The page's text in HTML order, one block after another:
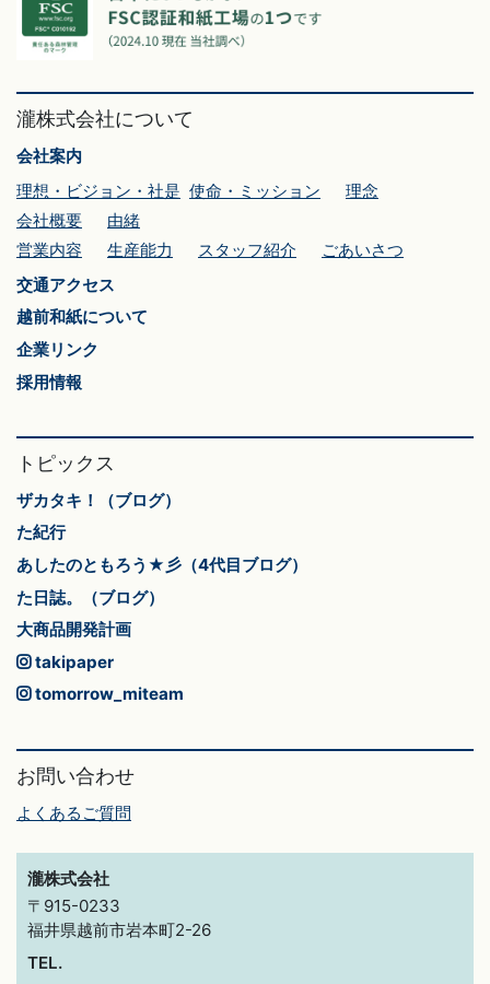
瀧株式会社について
会社案内
理想・ビジョン・社是 使命・ミッション
理念
会社概要
由緒
営業内容
生産能力 スタッフ紹介
ごあいさつ
交通アクセス
越前和紙について
企業リンク
採用情報
トピックス
ザカタキ！（ブログ）
た紀行
あしたのともろう★彡（4代目ブログ）
た日誌。（ブログ）
大商品開発計画
takipaper
tomorrow_miteam
お問い合わせ
よくあるご質問
瀧株式会社
〒915-0233
福井県越前市岩本町2-26
TEL.